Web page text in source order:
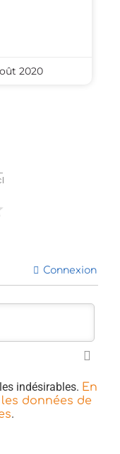
2020
Connexion
indésirables. En
données de
.